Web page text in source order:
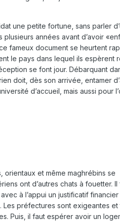
une petite fortune, sans parler
années avant d’avoir
fameux document se heurtent
le pays dans lequel ils espèrent
se font jour. Débarquant
doit, dès son arrivée, entamer
d’accueil, mais aussi pour
orientaux et même maghrébins se
ont d’autres chats à fouetter. Il
à l’appui un justificatif financier
Les préfectures sont exigeantes et
Puis, il faut espérer avoir un